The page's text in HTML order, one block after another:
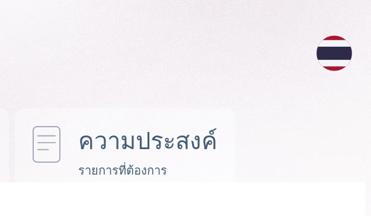
ความประสงค์
รายการที่ต้องการ